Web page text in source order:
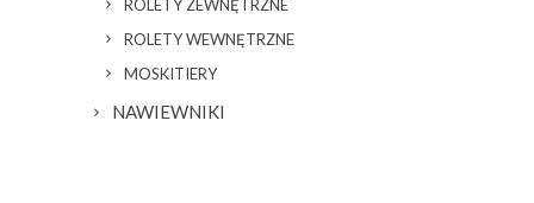
ROLETY ZEWNĘTRZNE
ROLETY WEWNĘTRZNE
MOSKITIERY
NAWIEWNIKI